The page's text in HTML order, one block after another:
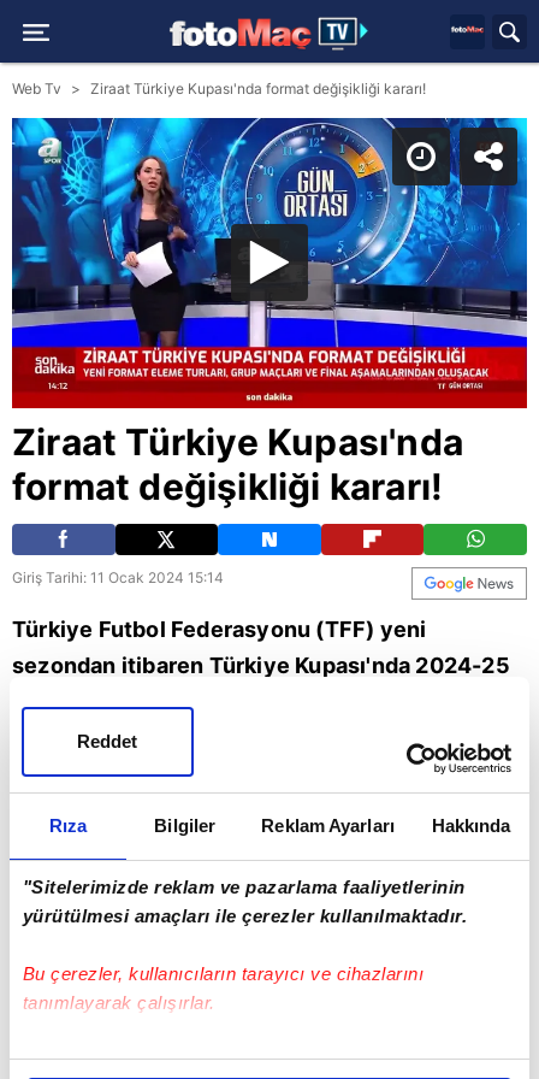
Rıza Bilgiler Reklam Ayarları Hakkında
"Sitelerimizde reklam ve pazarlama faaliyetlerinin
yürütülmesi amaçları ile çerezler kullanılmaktadır.
Bu çerezler, kullanıcıların tarayıcı ve cihazlarını
tanımlayarak çalışırlar.
Bu çerezlere izin vermeniz halinde sizlere özel
Reddet
Web Tv Ziraat Türkiye Kupası'nda format değişikliği kararı!
Ziraat Türkiye Kupası'nda
format değişikliği kararı!
Giriş Tarihi: 11 Ocak 2024 15:14
Türkiye Futbol Federasyonu (TFF) yeni
sezondan itibaren Türkiye Kupası'nda 2024-25
sezonundan itibaren format değişikliğine
gidileceğini açıkladı. İşte detaylar...